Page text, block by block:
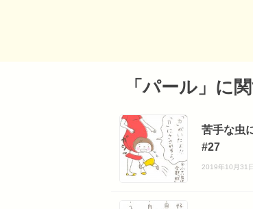
「パール」に
苦手な虫
#27
2019年10月31日